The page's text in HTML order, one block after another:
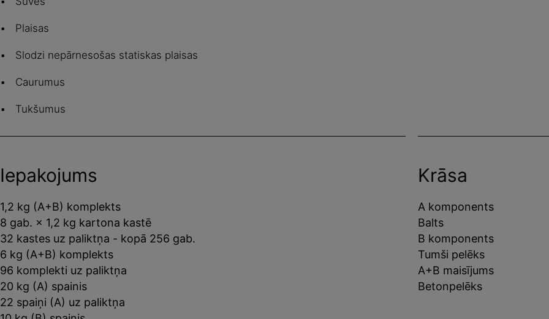
Plaisas
Slodzi nepārnesošas statiskas plaisas
Caurumus
Tukšumus
Iepakojums
1,2 kg (A+B) komplekts
8 gab. × 1,2 kg kartona kastē
32 kastes uz paliktņa - kopā 256 gab.
6 kg (A+B) komplekts
96 komplekti uz paliktņa
20 kg (A) spainis
22 spaiņi (A) uz paliktņa
Krāsa
A komponents
Balts
B komponents
Tumši pelēks
A+B maisījums
Betonpelēks